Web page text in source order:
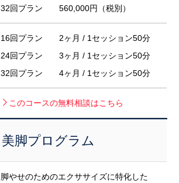
32回プラン 560,000円（税別）
16回プラン 2ヶ月 / 1セッション50分
24回プラン 3ヶ月 / 1セッション50分
32回プラン 4ヶ月 / 1セッション50分
このコースの無料相談はこちら
美脚プログラム
脚やせのためのエクササイズに特化した